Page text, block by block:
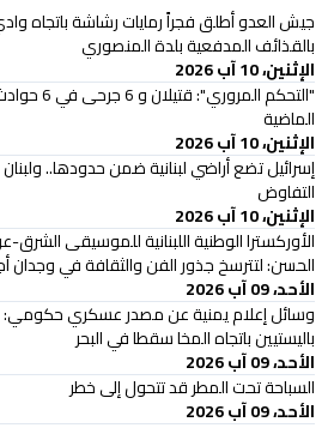
جيش العدو أطلق فجراً رمايات رشاشة باتجاه
بالقذائف المدفعية بلدة المنصوري
الإثنين، 10 آب 2026
الماضية
الإثنين، 10 آب 2026
إسرائيل تضع أراضي لبنانية ضمن حدودها..
التفاوض
الإثنين، 10 آب 2026
الأوركسترا الوطنية اللبنانية للموسيقى الشرق-
الحسن: لتترسخ جذور الفن والثقافة في وجدان
الأحد، 09 آب 2026
وسائل إعلام يمنية عن مصدر عسكري حكومي:
باليستيين باتجاه المخا سقطا في البحر
الأحد، 09 آب 2026
السباحة تحت المطر قد تتحول إلى خطر
الأحد، 09 آب 2026